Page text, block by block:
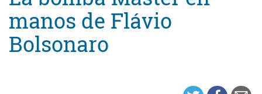
manos de Flávio
Bolsonaro